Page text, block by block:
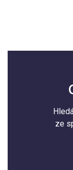
ze